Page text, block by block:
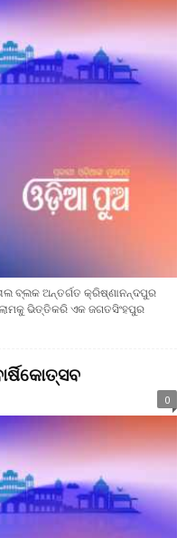
ବ୍ଲକ ଅନ୍ତର୍ଗତ କ୍ରିଷ୍ଣାନନ୍ଦପୁର
ଭିତ୍ତିକରି ଏକ ଜଗତସିଂହପୁର
0